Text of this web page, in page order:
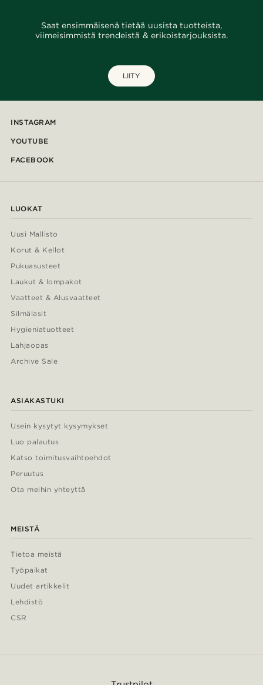
Saat ensimmäisenä tietää uusista tuotteista,
viimeisimmistä trendeistä & erikoistarjouksista.
LIITY
INSTAGRAM
YOUTUBE
FACEBOOK
LUOKAT
Uusi Mallisto
Korut & Kellot
Pukuasusteet
Laukut & lompakot
Vaatteet & Alusvaatteet
Silmälasit
Hygieniatuotteet
Lahjaopas
Archive Sale
ASIAKASTUKI
Usein kysytyt kysymykset
Luo palautus
Katso toimitusvaihtoehdot
Peruutus
Ota meihin yhteyttä
MEISTÄ
Tietoa meistä
Työpaikat
Uudet artikkelit
Lehdistö
CSR